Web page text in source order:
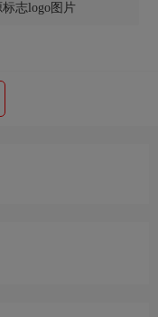
标志logo图片